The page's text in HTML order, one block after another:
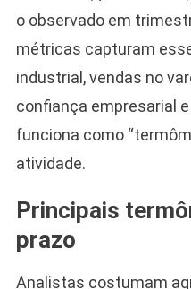
o observado em
métricas capturam
industrial, vendas no
confiança empresarial e
funciona como
atividade.
Principais
prazo
Analistas costumam